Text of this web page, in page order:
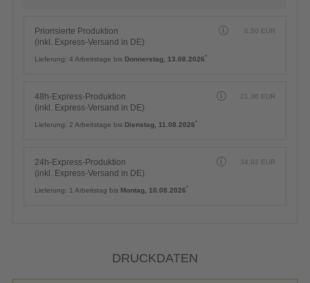
Priorisierte Produktion
(inkl. Express-Versand in DE)
6,50 EUR
Lieferung: 4 Arbeitstage bis Donnerstag, 13.08.2026*
48h-Express-Produktion
(inkl. Express-Versand in DE)
21,36 EUR
Lieferung: 2 Arbeitstage bis Dienstag, 11.08.2026*
24h-Express-Produktion
(inkl. Express-Versand in DE)
34,92 EUR
Lieferung: 1 Arbeitstag bis Montag, 10.08.2026*
DRUCKDATEN